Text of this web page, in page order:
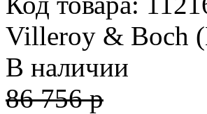
Villeroy & Boch
В наличии
86 756 р